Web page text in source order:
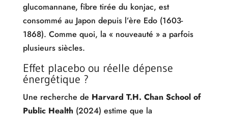
glucomannane, fibre tirée du konjac, est
consommé au Japon depuis l’ère Edo (1603-
1868). Comme quoi, la « nouveauté » a parfois
plusieurs siècles.
Effet placebo ou réelle dépense
énergétique ?
Une recherche de Harvard T.H. Chan School of
Public Health(2024) estime que la